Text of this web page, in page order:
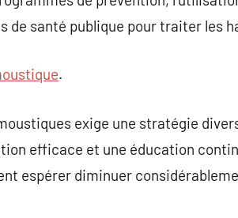
de santé publique pour traiter les
.
exige une stratégie
efficace et une éducation
espérer diminuer